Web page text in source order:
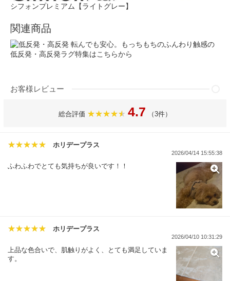
シフォンプレミアム【ライトグレー】
関連商品
転んでも安心。もっちもちのふんわり触感の
低反発・高反発ラグ特集はこちらから
お客様レビュー
総合評価 4.7 （3件）
ホリデープラス
2026/04/14 15:55:38
ふわふわでとても気持ちが良いです！！
ホリデープラス
2026/04/10 10:31:29
上品な色合いで、肌触りがよく、とても満足していま
す。